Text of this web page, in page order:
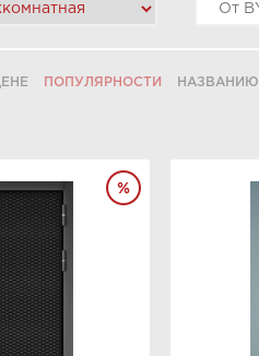
ПОПУЛЯРНОСТИ НАЗВАНИЮ